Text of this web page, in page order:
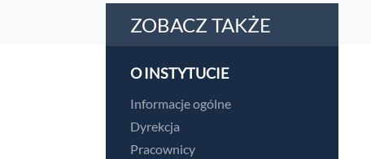
ZOBACZ TAKŻE
O INSTYTUCIE
Informacje ogólne
Dyrekcja
Pracownicy